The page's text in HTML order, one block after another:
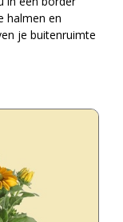
halmen en
je buitenruimte